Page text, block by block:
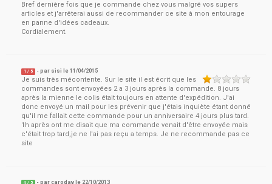
Bref dernière fois que je commande chez vous malgré vos supers
articles et j'arrêterai aussi de recommander ce site à mon entourage
en panne d'idées cadeaux.
Cordialement.
1 / 5 - par sisi le11/04/2015
Je suis très mécontente. Sur le site il est écrit que les
commandes sont envoyées 2 a 3 jours après la commande. 8 jours
après la mienne le colis était toujours en attente d'expédition. J'ai
donc envoyé un mail pour les prévenir que j'étais inquiète étant donné
qu'il me fallait cette commande pour un anniversaire 4 jours plus tard.
1h après ont me disait que ma commande venait d'être envoyée mais
c'était trop tard,je ne l'ai pas reçu a temps. Je ne recommande pas ce
site
4 / 5 - parcarodav le 22/10/2013